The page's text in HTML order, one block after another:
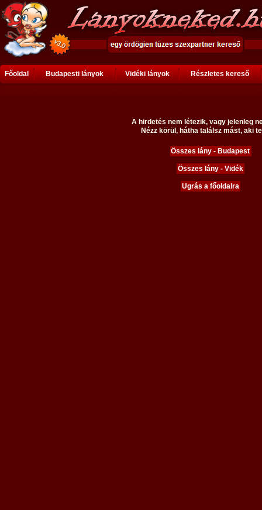
Főoldal Budapesti lányok Vidéki lányok Részletes kereső
A hirdetés nem létezik, vagy jelenleg
Nézz körül, hátha találsz mást, aki
Összes lány - Budapest
Összes lány - Vidék
Ugrás a főoldalra